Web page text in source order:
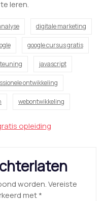
leren.
digitale marketing
google cursus gratis
javascript
ontwikkeling
webontwikkeling
opleiding
worden.Vereiste
met*